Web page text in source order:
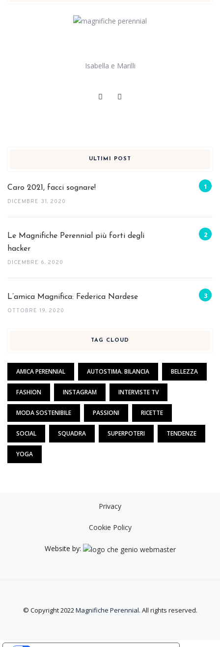
Isabella e Marilli
ULTIMI POST
Caro 2021, facci sognare!
DICEMBRE 31, 2020
Le Magnifiche Perennial più forti degli
hacker
DICEMBRE 6, 2020
L’amica Magnifica: Federica Nardese
OTTOBRE 19, 2020
TAG CLOUD
AMICA PERENNIAL AUTOSTIMA. BILANCIA BELLEZZA
FASHION INSTAGRAM INTERVISTE TV
MODA SOSTENIBILE PASSIONI RICETTE
SOCIAL SQUADRA SUPERPOTERI TENDENZE
YOGA
Privacy
Cookie Policy
Website by:
© Copyright 2022 Magnifiche Perennial. All rights reserved.